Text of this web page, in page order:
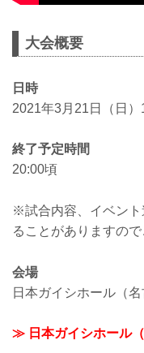
大会概要
日時
2021年3月21日（日
終了予定時間
20:00頃
※試合内容、イベント
ることがありますので
会場
日本ガイシホール（名
≫ 日本ガイシホール（